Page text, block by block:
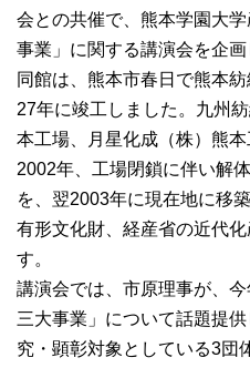
会との共催で、熊本学園大
事業」に関する講演会を企画
同館は、熊本市春日で熊本
27年に竣工しました。九州
本工場、月星化成（株）熊本
2002年、工場閉鎖に伴い解
を、翌2003年に現在地に移
有形文化財、経産省の近代
す。
講演会では、市原理事が、
三大事業」について話題提
究・顕彰対象としている3団